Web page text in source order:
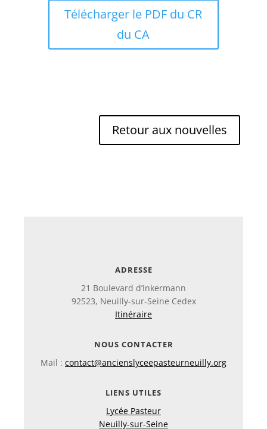
Télécharger le PDF du CR
du CA
Retour aux nouvelles
ADRESSE
21 Boulevard d’Inkermann
92523, Neuilly-sur-Seine Cedex
Itinéraire
NOUS CONTACTER
Mail : contact@ancienslyceepasteurneuilly.org
LIENS UTILES
Lycée Pasteur
Neuilly-sur-Seine